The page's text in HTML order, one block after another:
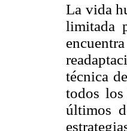
La vida
limitada
técnica
todos
últimos